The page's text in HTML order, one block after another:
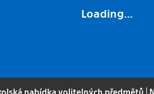
Loading...
nabídka volitelných předmětů